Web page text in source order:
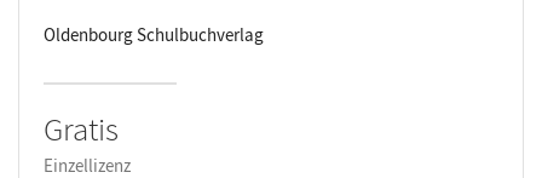
Oldenbourg Schulbuchverlag
Gratis
Einzellizenz